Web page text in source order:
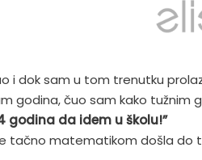
i dok sam u tom trenutku
godina, čuo sam kako tužnim
godina da idem u školu!”
tačno matematikom došla do